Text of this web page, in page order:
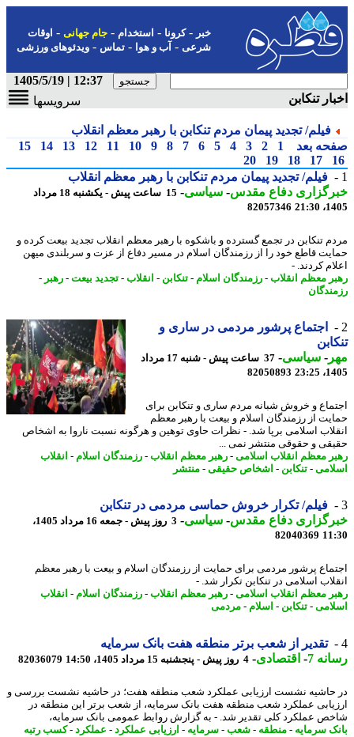
-کرونا-استخدام- جام جهانی-اوقات
شرعی-آب و هوا-تماس-ویدئوهای ورزشی
12:37 | 1405/5/19
تنکابن
سرویسها
فیلم/ تجدید پیمان مردم تنکابن با رهبر معظم انقلاب
بعد
1
2
3
4
5
6
7
8
9
10
11
12
13
14
15
17
18
19
20
فیلم/ تجدید پیمان مردم تنکابن با رهبر معظم انقلاب
دفاع مقدس-سیاسی-
15 ساعت پیش - یکشنبه 18 مرداد
82057346
تنکابن در تجمع گسترده و باشکوه با رهبر معظم انقلاب تجدید بیعت کرده و
قاطع خود را از رزمندگان اسلام در مسیر دفاع از عزت و سربلندی میهن
کردند. -
معظم انقلاب-رزمندگان اسلام-تنکابن-انقلاب-تجدید بیعت-رهبر -
اجتماع پرشور مردمی در ساری و
-سیاسی-
37 ساعت پیش - شنبه 17 مرداد
82050893
و خروش شبانه مردم ساری و تنکابن برای
از رزمندگان اسلام و بیعت با رهبر معظم
اسلامی برپا شد. - نظرات حاوی توهین و هرگونه نسبت ناروا به اشخاص
و حقوقی منتشر نمی ...
معظم انقلاب اسلامی-رهبر معظم انقلاب-رزمندگان اسلام-انقلاب
-تنکابن-اشخاص حقیقی-منتشر
فیلم/ تکرار خروش حماسی مردمی در تنکابن
دفاع مقدس-سیاسی-
3 روز پیش - جمعه 16 مرداد 1405،
82040369
پرشور مردمی برای حمایت از رزمندگان اسلام و بیعت با رهبر معظم
اسلامی در تنکابن تکرار شد. -
معظم انقلاب اسلامی-رهبر معظم انقلاب-رزمندگان اسلام-انقلاب
-تنکابن-اسلام-مردمی
تقدیر از شعب برتر منطقه هفت بانک سرمایه
7
-اقتصادی-4 روز پیش - پنجشنبه 15 مرداد 1405، 14:50 82036079
حاشیه نشست ارزیابی عملکرد شعب منطقه هفت؛ در حاشیه نشست بررسی و
عملکرد شعب منطقه هفت بانک سرمایه، از شعب برتر این منطقه در
عملکرد کلی تقدیر شد. - به گزارش روابط عمومی بانک سرمایه،
سرمایه -منطقه-شعب-سرمایه -ارزیابی عملکرد-عملکرد-کسب رتبه